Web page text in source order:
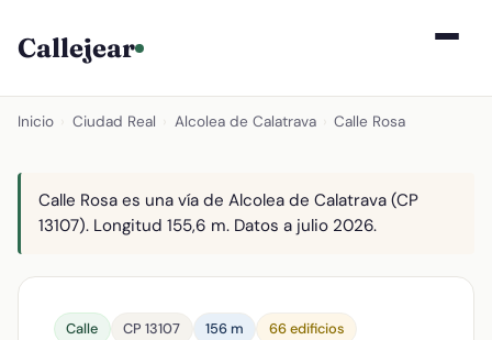
Callejear
Inicio Ciudad Real Alcolea de Calatrava Calle Rosa
Calle Rosa es una vía de Alcolea de Calatrava (CP
13107). Longitud 155,6 m. Datos a julio 2026.
Calle CP 13107 156 m
66 edificios